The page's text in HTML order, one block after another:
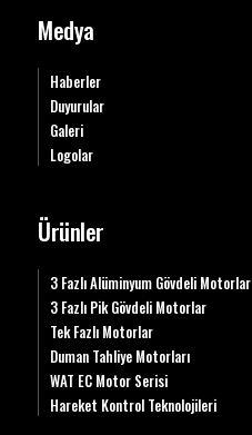
Medya
Haberler
Duyurular
Galeri
Logolar
Ürünler
3 Fazlı Alüminyum Gövdeli Motorlar
3 Fazlı Pik Gövdeli Motorlar
Tek Fazlı Motorlar
Duman Tahliye Motorları
WAT EC Motor Serisi
Hareket Kontrol Teknolojileri